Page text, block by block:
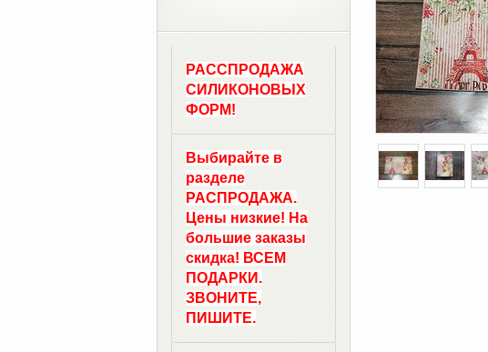
РАССПРОДАЖА
СИЛИКОНОВЫХ
ФОРМ!
Выбирайте в
разделе
РАСПРОДАЖА.
Цены низкие! На
большие заказы
скидка! ВСЕМ
ПОДАРКИ.
ЗВОНИТЕ,
ПИШИТЕ.